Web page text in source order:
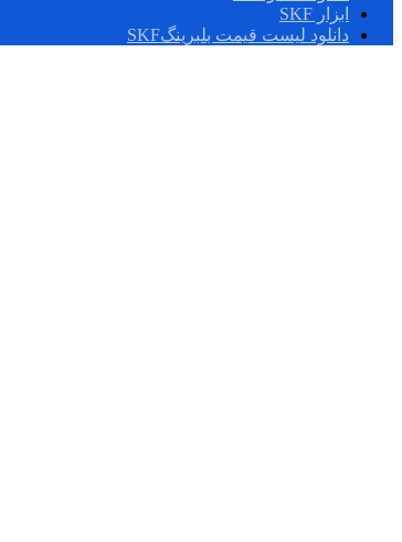
ابزار SKF
دانلود لیست قیمت بلبرینگSKF